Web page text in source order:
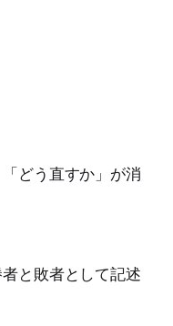
どう直すか」が消
と敗者として記述